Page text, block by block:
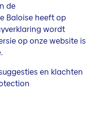
de
Baloise heeft op
wordt
op onze website is
en klachten